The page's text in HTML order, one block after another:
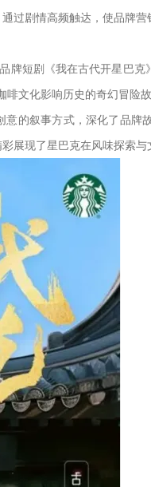
过剧情高频触达，使品牌
牌短剧《我在古代开星巴
文化影响历史的奇幻冒险故
的叙事方式，深化了品牌
展现了星巴克在风味探索与